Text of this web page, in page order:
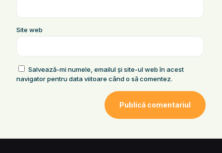
Site web
Salvează-mi numele, emailul și site-ul web în acest
navigator pentru data viitoare când o să comentez.